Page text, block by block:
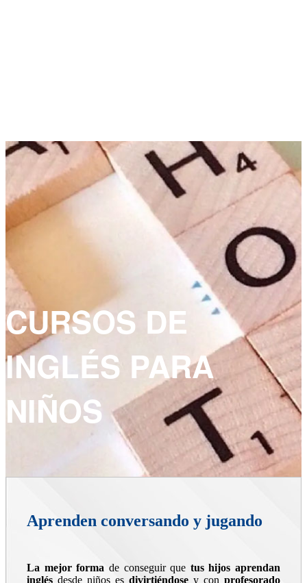
CURSOS DE
INGLÉS PARA
NIÑOS
Aprenden conversando y jugando
La mejor forma de conseguir que tus hijos aprendan
inglés desde niños es divirtiéndose y con profesorado